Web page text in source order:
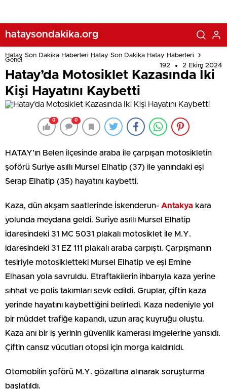
hataysondakika.org
Hatay Son Dakika Haberleri Hatay Son Dakika Hatay Haberleri
Genel
192
2 Ekim 2024
Hatay’da Motosiklet Kazasında İki
Kişi Hayatını Kaybetti
0 0
HATAY’ın Belen ilçesinde araba ile çarpışan motosikletin
şoförü Suriye asıllı Mursel Elhatip (37) ile yanındaki eşi
Serap Elhatip (35) hayatını kaybetti.
Kaza, dün akşam saatlerinde İskenderun- Antakya kara
yolunda meydana geldi. Suriye asıllı Mursel Elhatip
idaresindeki 31 MC 5031 plakalı motosiklet ile M.Y.
idaresindeki 31 EZ 111 plakalı araba çarpıştı. Çarpışmanın
tesiriyle motosikletteki Mursel Elhatip ve eşi Emine
Elhasan yola savruldu. Etraftakilerin ihbarıyla kaza yerine
sıhhat ve polis takımları sevk edildi. Gruplar, çiftin kaza
yerinde hayatını kaybettiğini belirledi. Kaza nedeniyle yol
bir müddet trafiğe kapandı, uzun araç kuyruğu oluştu.
Kaza anı bir iş yerinin güvenlik kamerası imgelerine yansıdı.
Çiftin cansız vücutları otopsi için morga kaldırıldı.
Otomobilin şoförü M.Y. gözaltına alınarak soruşturma
başlatıldı.